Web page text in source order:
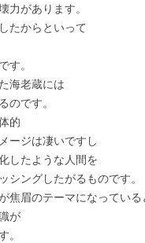
力があります。
たからといって
す。
海老蔵には
のです。
的
ージは凄いですし
したような人間を
シングしたがるものです。
焦眉のテーマになっている
が
。